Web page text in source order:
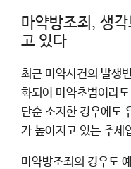
마약방조죄, 생
고 있다
최근 마약사건의 발생
화되어 마약초범이라
단순 소지한 경우에도
가 높아지고 있는 추세
마약방조죄의 경우도